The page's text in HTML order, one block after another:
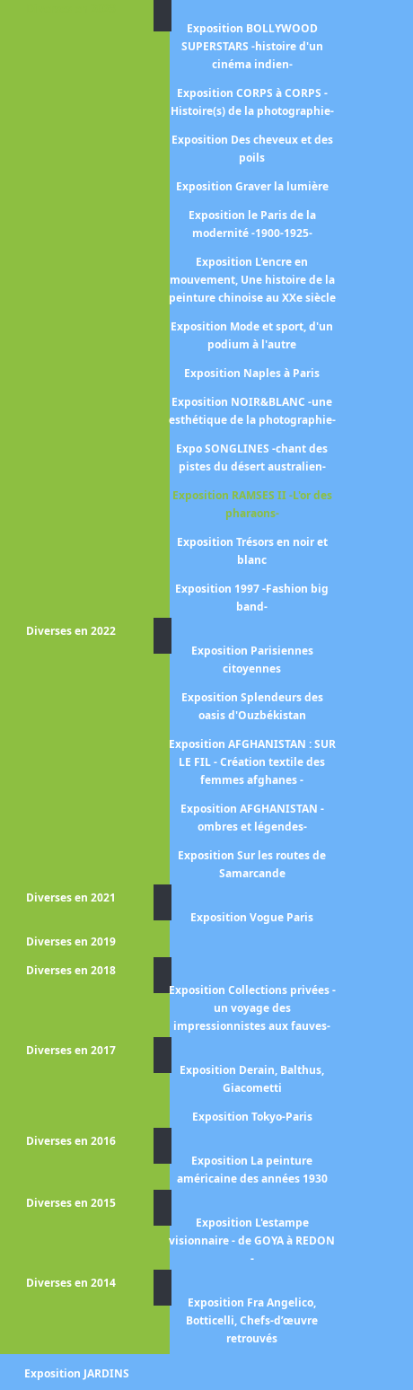
Exposition L'age d'or de la
France 1850-1910-
Exposition Eblouissante Venise
Exposition Le cubisme
Exposition Les
Le paysage mystique
Exposition Collection Leiden -
Rothko - Collection Alicia
Exposition JARDINS
Exposition BOLLYWOOD
SUPERSTARS -histoire d'un
cinéma indien-
Exposition CORPS à CORPS -
Histoire(s) de la photographie-
Exposition Des cheveux et des
poils
Exposition Graver la lumière
Exposition le Paris de la
modernité -1900-1925-
Exposition L'encre en
mouvement, Une histoire de la
peinture chinoise au XXe siècle
Exposition Mode et sport, d'un
podium à l'autre
Exposition Naples à Paris
Exposition NOIR&BLANC -une
esthétique de la photographie-
Expo SONGLINES -chant des
pistes du désert australien-
Exposition RAMSES II -L'or des
pharaons-
Exposition Trésors en noir et
blanc
Exposition 1997 -Fashion big
band-
Diverses en 2022
Exposition Parisiennes
citoyennes
Exposition Splendeurs des
oasis d'Ouzbékistan
Exposition AFGHANISTAN : SUR
LE FIL - Création textile des
femmes afghanes -
Exposition AFGHANISTAN -
ombres et légendes-
Exposition Sur les routes de
Samarcande
Diverses en 2021
Exposition Vogue Paris
Diverses en 2019
Diverses en 2018
Exposition Collections privées -
un voyage des
impressionnistes aux fauves-
Diverses en 2017
Exposition Derain, Balthus,
Giacometti
Exposition Tokyo-Paris
Diverses en 2016
Exposition La peinture
américaine des années 1930
Diverses en 2015
Exposition L'estampe
visionnaire - de GOYA à REDON
-
Diverses en 2014
Exposition Fra Angelico,
Botticelli, Chefs-d’œuvre
retrouvés